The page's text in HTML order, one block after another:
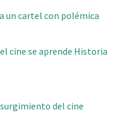
un cartel con polémica
cine se aprende Historia
del cine